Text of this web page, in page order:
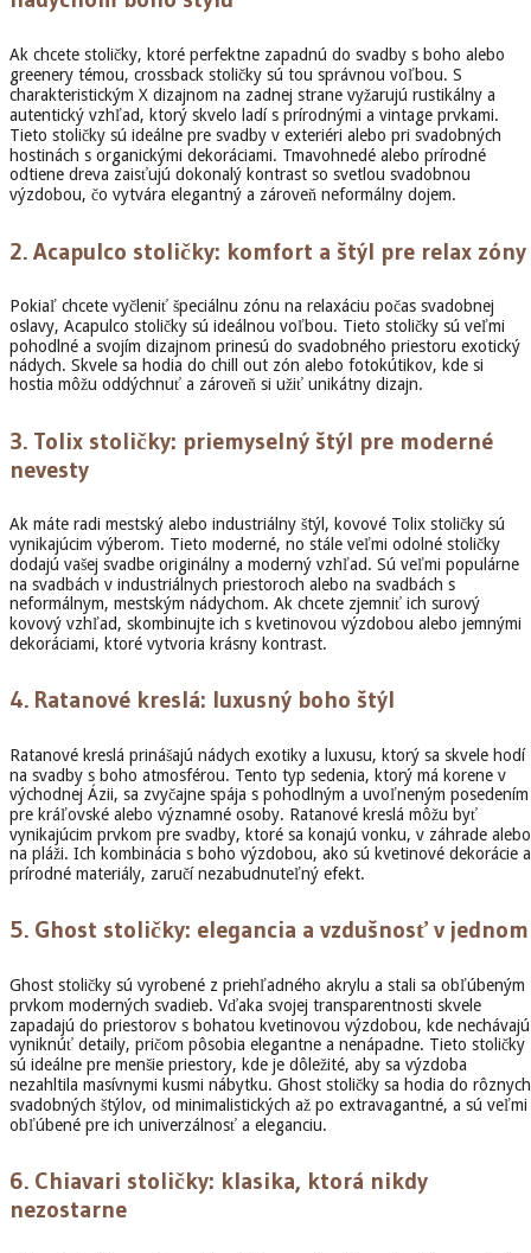
Ak chcete stoličky, ktoré perfektne zapadnú do svadby s boho alebo
greenery témou, crossback stoličky sú tou správnou voľbou. S
charakteristickým X dizajnom na zadnej strane vyžarujú rustikálny a
autentický vzhľad, ktorý skvelo ladí s prírodnými a vintage prvkami.
Tieto stoličky sú ideálne pre svadby v exteriéri alebo pri svadobných
hostinách s organickými dekoráciami. Tmavohnedé alebo prírodné
odtiene dreva zaisťujú dokonalý kontrast so svetlou svadobnou
výzdobou, čo vytvára elegantný a zároveň neformálny dojem.
2. Acapulco stoličky: komfort a štýl pre relax zóny
Pokiaľ chcete vyčleniť špeciálnu zónu na relaxáciu počas svadobnej
oslavy, Acapulco stoličky sú ideálnou voľbou. Tieto stoličky sú veľmi
pohodlné a svojím dizajnom prinesú do svadobného priestoru exotický
nádych. Skvele sa hodia do chill out zón alebo fotokútikov, kde si
hostia môžu oddýchnuť a zároveň si užiť unikátny dizajn.
3. Tolix stoličky: priemyselný štýl pre moderné
nevesty
Ak máte radi mestský alebo industriálny štýl, kovové Tolix stoličky sú
vynikajúcim výberom. Tieto moderné, no stále veľmi odolné stoličky
dodajú vašej svadbe originálny a moderný vzhľad. Sú veľmi populárne
na svadbách v industriálnych priestoroch alebo na svadbách s
neformálnym, mestským nádychom. Ak chcete zjemniť ich surový
kovový vzhľad, skombinujte ich s kvetinovou výzdobou alebo jemnými
dekoráciami, ktoré vytvoria krásny kontrast.
4. Ratanové kreslá: luxusný boho štýl
Ratanové kreslá prinášajú nádych exotiky a luxusu, ktorý sa skvele hodí
na svadby s boho atmosférou. Tento typ sedenia, ktorý má korene v
východnej Ázii, sa zvyčajne spája s pohodlným a uvoľneným posedením
pre kráľovské alebo významné osoby. Ratanové kreslá môžu byť
vynikajúcim prvkom pre svadby, ktoré sa konajú vonku, v záhrade alebo
na pláži. Ich kombinácia s boho výzdobou, ako sú kvetinové dekorácie a
prírodné materiály, zaručí nezabudnuteľný efekt.
5. Ghost stoličky: elegancia a vzdušnosť v jednom
Ghost stoličky sú vyrobené z priehľadného akrylu a stali sa obľúbeným
prvkom moderných svadieb. Vďaka svojej transparentnosti skvele
zapadajú do priestorov s bohatou kvetinovou výzdobou, kde nechávajú
vyniknúť detaily, pričom pôsobia elegantne a nenápadne. Tieto stoličky
sú ideálne pre menšie priestory, kde je dôležité, aby sa výzdoba
nezahltila masívnymi kusmi nábytku. Ghost stoličky sa hodia do rôznych
svadobných štýlov, od minimalistických až po extravagantné, a sú veľmi
obľúbené pre ich univerzálnosť a eleganciu.
6. Chiavari stoličky: klasika, ktorá nikdy
nezostarne